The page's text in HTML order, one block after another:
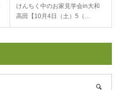
けんちく中のお家見学会in大和
高田【10月4日（土）5（…